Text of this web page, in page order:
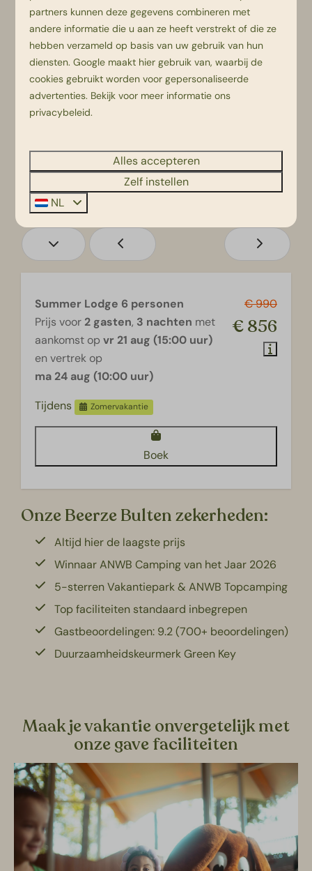
1 nacht — —
2 nachten — — —
— € 856 —
4 nachten — —
6 nachten — — —
7 nachten
€ 990
€ 856
Summer Lodge 6 personen
Prijs voor 2 gasten, 3 nachten met
aankomst op vr 21 aug (15:00 uur)
en vertrek op
ma 24 aug (10:00 uur)
Tijdens
Zomervakantie
Boek
Onze Beerze Bulten zekerheden:
Altijd hier de laagste prijs
Winnaar ANWB Camping van het Jaar 2026
5-sterren Vakantiepark & ANWB Topcamping
Top faciliteiten standaard inbegrepen
Gastbeoordelingen: 9.2 (700+ beoordelingen)
Duurzaamheidskeurmerk Green Key
Maak je vakantie onvergetelijk met
onze gave faciliteiten
partners kunnen deze gegevens combineren met
andere informatie die u aan ze heeft verstrekt of die ze
hebben verzameld op basis van uw gebruik van hun
diensten.Google maakt hier gebruik van, waarbij de
cookies gebruikt worden voor gepersonaliseerde
advertenties. Bekijk voor meer informatie ons
privacybeleid.
Alles accepteren
Zelf instellen
NL